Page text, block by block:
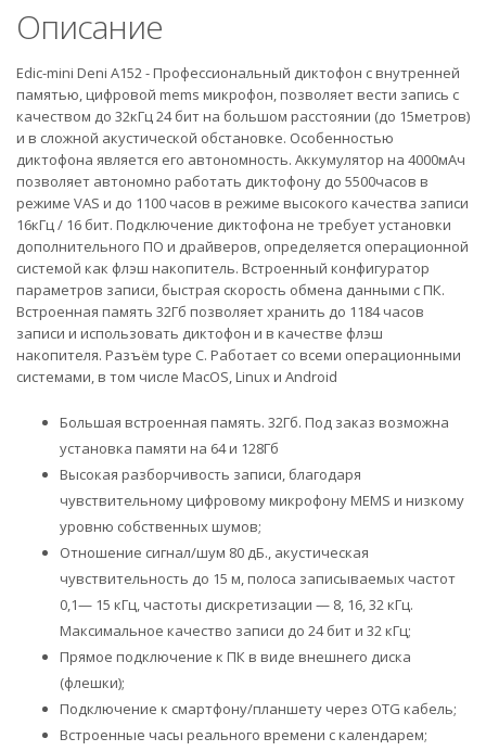
Описание
Edic-mini Deni A152 - Профессиональный диктофон с внутренней
памятью, цифровой mems микрофон, позволяет вести запись с
качеством до 32кГц 24 бит на большом расстоянии (до 15метров)
и в сложной акустической обстановке. Особенностью
диктофона является его автономность. Аккумулятор на 4000мАч
позволяет автономно работать диктофону до 5500часов в
режиме VAS и до 1100 часов в режиме высокого качества записи
16кГц / 16 бит. Подключение диктофона не требует установки
дополнительного ПО и драйверов, определяется операционной
системой как флэш накопитель. Встроенный конфигуратор
параметров записи, быстрая скорость обмена данными с ПК.
Встроенная память 32Гб позволяет хранить до 1184 часов
записи и использовать диктофон и в качестве флэш
накопителя. Разъём type C. Работает со всеми операционными
системами, в том числе MacOS, Linux и Android
Большая встроенная память. 32Гб. Под заказ возможна
установка памяти на 64 и 128Гб
Высокая разборчивость записи, благодаря
чувствительному цифровому микрофону MEMS и низкому
уровню собственных шумов;
Отношение сигнал/шум 80 дБ., акустическая
чувствительность до 15 м, полоса записываемых частот
0,1— 15 кГц, частоты дискретизации — 8, 16, 32 кГц.
Максимальное качество записи до 24 бит и 32 кГц;
Прямое подключение к ПК в виде внешнего диска
(флешки);
Подключение к смартфону/планшету через OTG кабель;
Встроенные часы реального времени с календарем;